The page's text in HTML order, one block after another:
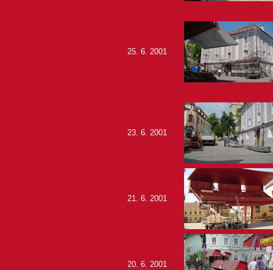
25. 6. 2001
23. 6. 2001
21. 6. 2001
20. 6. 2001